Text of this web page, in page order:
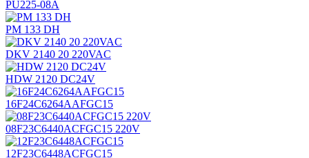
PU225-08A
PM 133 DH
DKV 2140 20 220VAC
HDW 2120 DC24V
16F24C6264AAFGC15
08F23C6440ACFGC15 220V
12F23C6448ACFGC15